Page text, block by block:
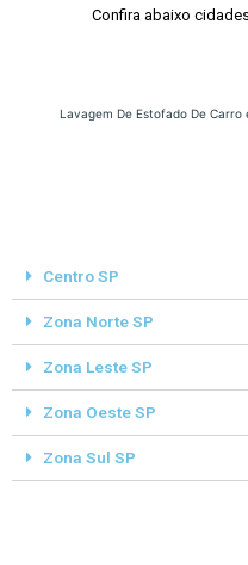
Confira abaixo
Lavagem De Estofado De Carro
Centro SP
Zona Norte SP
Zona Leste SP
Zona Oeste SP
Zona Sul SP